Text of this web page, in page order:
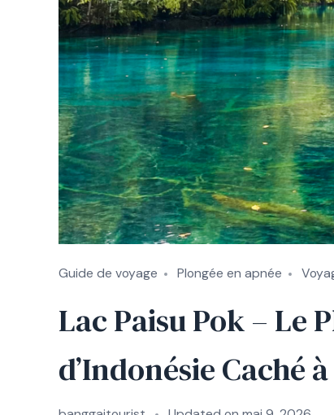
Guide de voyage Plongée en apnée
Lac Paisu Pok – Le
d’Indonésie Caché